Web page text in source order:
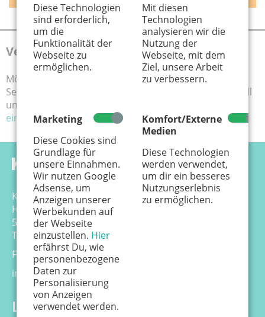
Diese Technologien
sind erforderlich,
um die
Funktionalität der
Webseite zu
ermöglichen.
Mit diesen
Technologien
analysieren wir die
Nutzung der
Webseite, mit dem
Ziel, unsere Arbeit
zu verbessern.
Marketing
Diese Cookies sind
Grundlage für
unsere Einnahmen.
Wir nutzen Google
Adsense, um
Anzeigen unserer
Werbekunden auf
der Webseite
einzustellen. Hier
erfährst Du, wie
personenbezogene
Daten zur
Personalisierung
von Anzeigen
verwendet werden.
Komfort/Externe
Medien
Diese Technologien
werden verwendet,
um dir ein besseres
Nutzungserlebnis
zu ermöglichen.
Veranstaltung eintragen
Möchten Sie Ihre Veranstaltungshinweise auf unserer
Seite veröffentlichen? Schicken Sie uns die Infos schnell
und einfach über dieses Formular:
eintragen
Känguru Colonia Verlag GmbH
Hansemannstr. 17-21
50823 Köln
Tel. 0221 - 99 88 21 - 0
Fax 0221 - 99 88 21 - 99
info@kaenguru-online.de
Links